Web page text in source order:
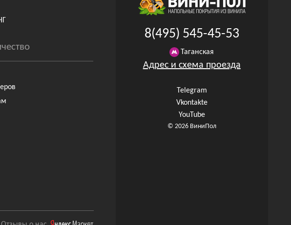
8(495) 545-45-53
Таганская
Адрес и схема проезда
Telegram
Vkontakte
YouTube
© 2026 ВиниПол